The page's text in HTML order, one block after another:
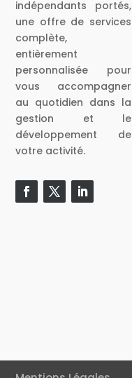
indépendants portés,
une offre de services
complète,
entièrement
personnalisée pour
vous accompagner
au quotidien dans la
gestion et le
développement de
votre activité.